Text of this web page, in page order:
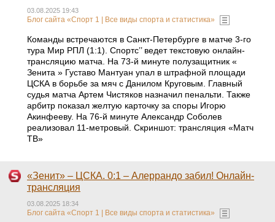
03.08.2025 19:43
Блог сайта «Спорт 1 | Все виды спорта и статистика»
Команды встречаются в Санкт-Петербурге в матче 3-го
тура Мир РПЛ (1:1). Спортс’’ ведет текстовую онлайн-
трансляцию матча. На 73-й минуте полузащитник «
Зенита » Густаво Мантуан упал в штрафной площади
ЦСКА в борьбе за мяч с Данилом Круговым. Главный
судья матча Артем Чистяков назначил пенальти. Также
арбитр показал желтую карточку за споры Игорю
Акинфееву. На 76-й минуте Александр Соболев
реализовал 11-метровый. Скриншот: трансляция «Матч
ТВ»
«Зенит» – ЦСКА. 0:1 – Алеррандо забил! Онлайн-
трансляция
03.08.2025 18:34
Блог сайта «Спорт 1 | Все виды спорта и статистика»